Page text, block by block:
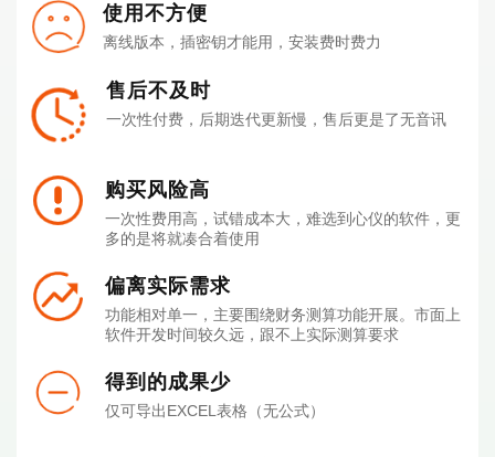
使用不方便
离线版本，插密钥才能用，安装费时费力
售后不及时
一次性付费，后期迭代更新慢，售后更是了无音讯
购买风险高
一次性费用高，试错成本大，难选到心仪的软件，更
多的是将就凑合着使用
偏离实际需求
功能相对单一，主要围绕财务测算功能开展。市面上
软件开发时间较久远，跟不上实际测算要求
得到的成果少
仅可导出EXCEL表格（无公式）